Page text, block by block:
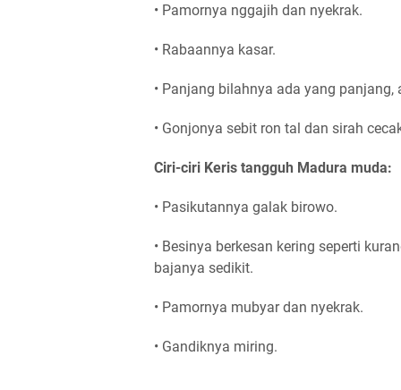
• Pamornya nggajih dan nyekrak.
• Rabaannya kasar.
• Panjang bilahnya ada yang
• Gonjonya sebit ron tal dan sirah
Ciri-ciri Keris tangguh Madura muda:
• Pasikutannya galak birowo.
• Besinya berkesan kering seperti
bajanya sedikit.
• Pamornya mubyar dan nyekrak.
• Gandiknya miring.